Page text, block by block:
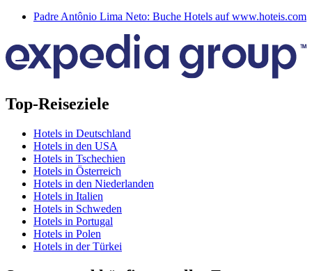
Padre Antônio Lima Neto: Buche Hotels auf www.hoteis.com
Top-Reiseziele
Hotels in Deutschland
Hotels in den USA
Hotels in Tschechien
Hotels in Österreich
Hotels in den Niederlanden
Hotels in Italien
Hotels in Schweden
Hotels in Portugal
Hotels in Polen
Hotels in der Türkei